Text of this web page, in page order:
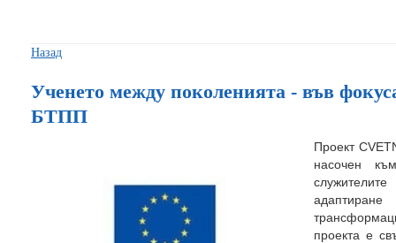
Назад
Ученето между поколенията - във
БТПП
Проект
насочен
проекта е